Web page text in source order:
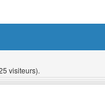
visiteurs).